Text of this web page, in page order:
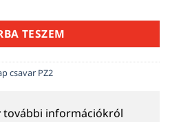
TESZEM
csavar PZ2
további információkról